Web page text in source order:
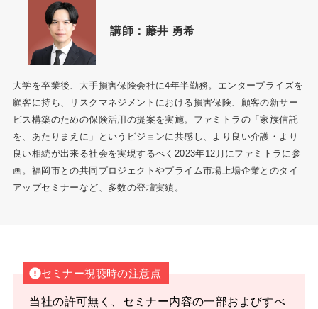
講師： 藤井 勇希
大学を卒業後、大手損害保険会社に4年半勤務。エンタープライズを
顧客に持ち、リスクマネジメントにおける損害保険、顧客の新サー
ビス構築のための保険活用の提案を実施。ファミトラの「家族信託
を、あたりまえに」というビジョンに共感し、より良い介護・より
良い相続が出来る社会を実現するべく2023年12月にファミトラに参
画。福岡市との共同プロジェクトやプライム市場上場企業とのタイ
アップセミナーなど、多数の登壇実績。
セミナー視聴時の注意点
当社の許可無く、セミナー内容の一部およびすべ